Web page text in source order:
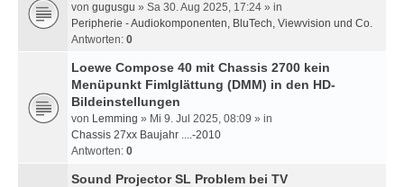
von gugusgu » Sa 30. Aug 2025, 17:24 » in
Peripherie - Audiokomponenten, BluTech, Viewvision und Co.
Antworten: 0
Loewe Compose 40 mit Chassis 2700 kein
Menüpunkt Fimlglättung (DMM) in den HD-
Bildeinstellungen
von Lemming » Mi 9. Jul 2025, 08:09 » in
Chassis 27xx Baujahr ....-2010
Antworten: 0
Sound Projector SL Problem bei TV